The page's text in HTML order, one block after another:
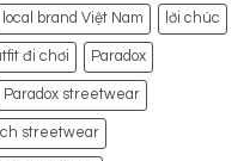
local brand Việt Nam lời chúc
đi chơi Paradox
Paradox streetwear
streetwear